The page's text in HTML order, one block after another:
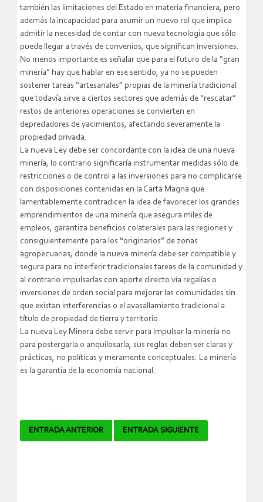
también las limitaciones del Estado en materia financiera, pero
además la incapacidad para asumir un nuevo rol que implica
admitir la necesidad de contar con nueva tecnología que sólo
puede llegar a través de convenios, que significan inversiones.
No menos importante es señalar que para el futuro de la “gran
minería” hay que hablar en ese sentido, ya no se pueden
sostener tareas “artesanales” propias de la minería tradicional
que todavía sirve a ciertos sectores que además de “rescatar”
restos de anteriores operaciones se convierten en
depredadores de yacimientos, afectando severamente la
propiedad privada.
La nueva Ley debe ser concordante con la idea de una nueva
minería, lo contrario significaría instrumentar medidas sólo de
restricciones o de control a las inversiones para no complicarse
con disposiciones contenidas en la Carta Magna que
lamentablemente contradicen la idea de favorecer los grandes
emprendimientos de una minería que asegura miles de
empleos, garantiza beneficios colaterales para las regiones y
consiguientemente para los “originarios” de zonas
agropecuarias, donde la nueva minería debe ser compatible y
segura para no interferir tradicionales tareas de la comunidad y
al contrario impulsarlas con aporte directo vía regalías o
inversiones de orden social para mejorar las comunidades sin
que existan interferencias o el avasallamiento tradicional a
título de propiedad de tierra y territorio.
La nueva Ley Minera debe servir para impulsar la minería no
para postergarla o anquilosarla, sus reglas deben ser claras y
prácticas, no políticas y meramente conceptuales. La minería
es la garantía de la economía nacional.
Navegador
ENTRADA ANTERIOR ENTRADA SIGUIENTE